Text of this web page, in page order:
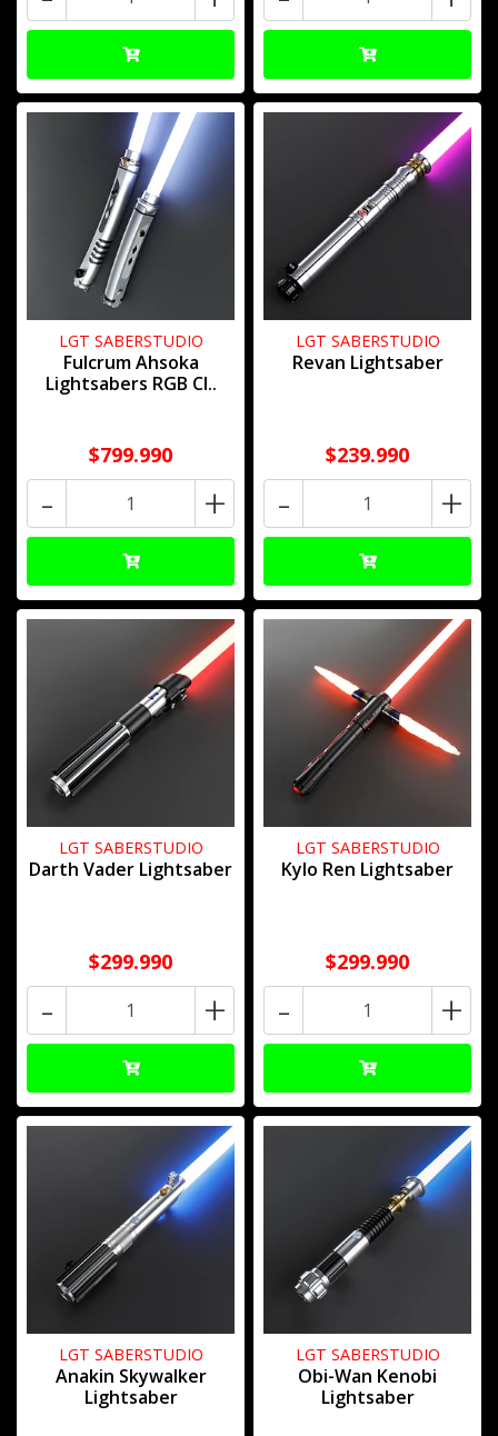
LGT SABERSTUDIO
Fulcrum Ahsoka
Lightsabers RGB Cl..
$799.990
+
-
LGT SABERSTUDIO
Revan Lightsaber
$239.990
+
-
LGT SABERSTUDIO
Darth Vader Lightsaber
$299.990
+
-
LGT SABERSTUDIO
Kylo Ren Lightsaber
$299.990
+
-
LGT SABERSTUDIO
Anakin Skywalker
Lightsaber
LGT SABERSTUDIO
Obi-Wan Kenobi
Lightsaber